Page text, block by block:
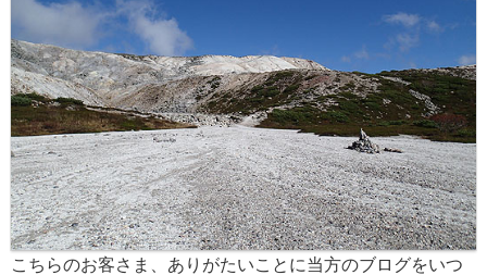
こちらのお客さま、ありがたいことに当方のブログをいつ